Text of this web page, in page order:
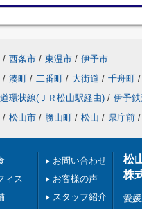
/ 西条市 / 東温市 / 伊予市
/ 湊町 / 二番町 / 大街道 / 千舟町 /
環状線(ＪＲ松山駅経由) / 伊予
/ 松山市 / 勝山町 / 松山 / 県庁前 /
ィス
お問い合わせ
お客様の声
スタッフ紹介
松
株
愛